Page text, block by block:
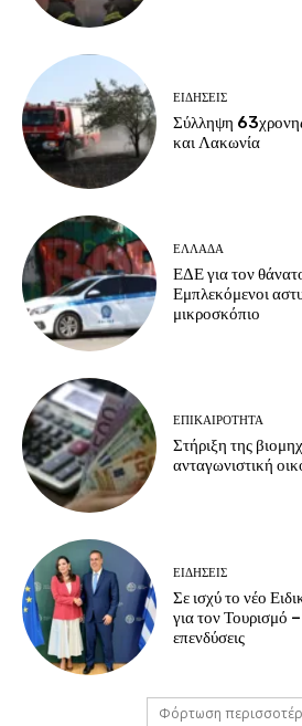
ΕΙΔΗΣΕΙΣ
Σύλληψη
και Λακωνία
ΕΛΛΑΔΑ
ΕΔΕ για τον
Εμπλεκόμενοι
μικροσκόπιο
ΕΠΙΚΑΙΡΟΤΗΤΑ
Στήριξη της
ανταγωνιστική
ΕΙΔΗΣΕΙΣ
Σε ισχύ το νέο
για τον Τουρισμό
επενδύσεις
Φόρτωση